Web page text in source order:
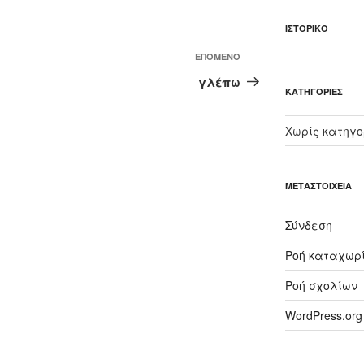
άρθρο
ΕΠΌΜΕΝΟ
γλέπω
ΙΣΤΟΡΙΚΌ
KΑΤΗΓΟΡΊΕΣ
Χωρίς
ΜΕΤΑΣΤΟΙΧΕΊΑ
Σύνδεση
Ροή
Ροή σχολίων
WordPress.org